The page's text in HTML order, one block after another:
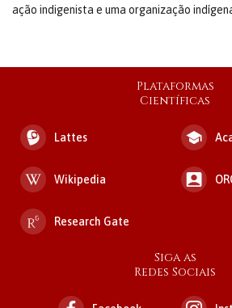
ação indigenista e uma organização
Plataformas
Científicas
Lattes
Wikipedia
Research Gate
Siga as
Redes Sociais